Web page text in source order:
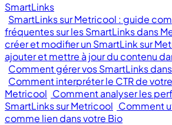
SmartLinks
SmartLinks sur Metricool : guide
fréquentes sur les SmartLinks dans
créer et modifier un SmartLink sur
ajouter et mettre à jour du contenu
Comment gérer vos SmartLinks
Comment interpréter le CTR de
Metricool Comment analyser les
SmartLinks sur Metricool Comment
comme lien dans votre Bio